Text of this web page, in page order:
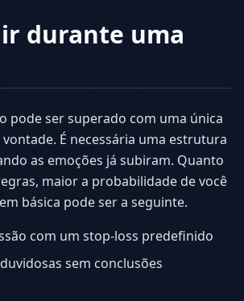
durante uma
pode ser superado com uma única
É necessária uma estrutura
as emoções já subiram. Quanto
maior a probabilidade de você
básica pode ser a seguinte.
com um stop-loss predefinido
sem conclusões